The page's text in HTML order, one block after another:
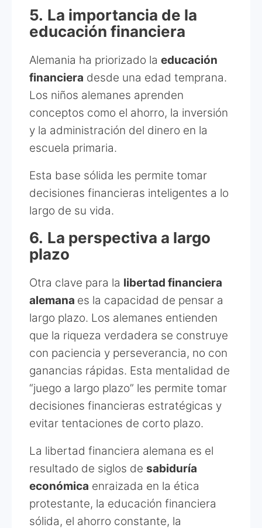
5. La importancia de la
educación financiera
Alemania ha priorizado la educación
financiera desde una edad temprana.
Los niños alemanes aprenden
conceptos como el ahorro, la inversión
y la administración del dinero en la
escuela primaria.
Esta base sólida les permite tomar
decisiones financieras inteligentes a lo
largo de su vida.
6. La perspectiva a largo
plazo
Otra clave para la libertad financiera
alemana es la capacidad de pensar a
largo plazo. Los alemanes entienden
que la riqueza verdadera se construye
con paciencia y perseverancia, no con
ganancias rápidas. Esta mentalidad de
“juego a largo plazo” les permite tomar
decisiones financieras estratégicas y
evitar tentaciones de corto plazo.
La libertad financiera alemana es el
resultado de siglos de sabiduría
económica enraizada en la ética
protestante, la educación financiera
sólida, el ahorro constante, la